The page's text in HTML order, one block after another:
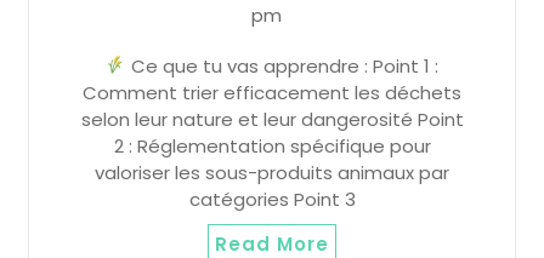
pm
Ce que tu vas apprendre : Point 1 :
Comment trier efficacement les déchets
selon leur nature et leur dangerosité Point
2 : Réglementation spécifique pour
valoriser les sous-produits animaux par
catégories Point 3
Read More